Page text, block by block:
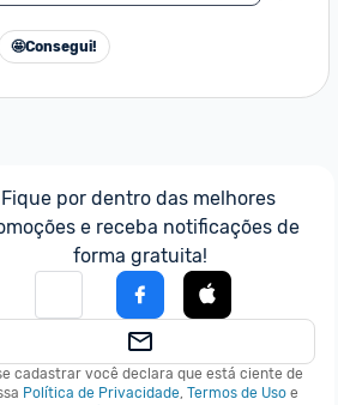
🤩Consegui!
Fique por dentro das melhores
e receba notificações de
forma gratuita!
cadastrar você declara que está ciente de
Política de Privacidade, Termos de Uso e